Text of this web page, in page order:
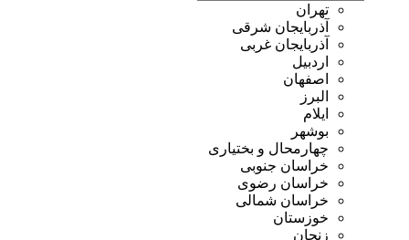
تهران
آذربایجان شرقی
آذربایجان غربی
اردبیل
اصفهان
البرز
ایلام
بوشهر
چهارمحال و بختیاری
خراسان جنوبی
خراسان رضوی
خراسان شمالی
خوزستان
زنجان